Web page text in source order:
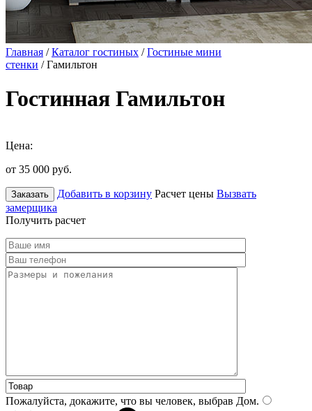
Главная /Каталог гостиных /Гостиные мини
стенки / Гамильтон
Гостинная Гамильтон
Цена:
от 35 000 руб.
Заказать Добавить в корзину Расчет цены Вызвать
замерщика
Получить расчет
Пожалуйста, докажите, что вы человек, выбрав Дом.